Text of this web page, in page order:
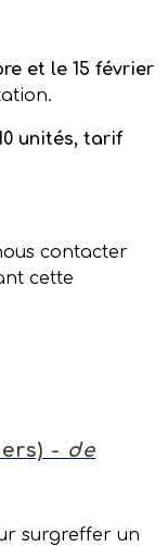
et le 15 février
unités, tarif
contacter
cette
- de
surgreffer un